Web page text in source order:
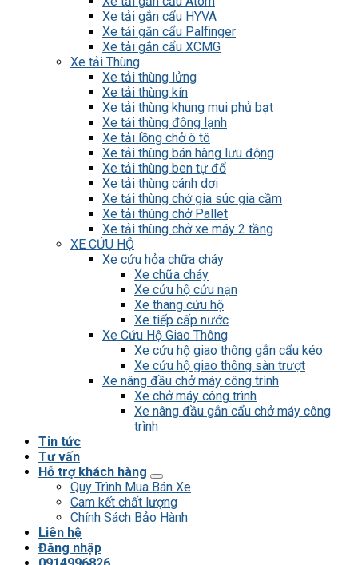
Xe tải gắn cẩu HYVA
Xe tải gắn cẩu Palfinger
Xe tải gắn cẩu XCMG
Xe tải Thùng
Xe tải thùng lửng
Xe tải thùng kín
Xe tải thùng khung mui phủ bạt
Xe tải thùng đông lạnh
Xe tải lồng chở ô tô
Xe tải thùng bán hàng lưu động
Xe tải thùng ben tự đổ
Xe tải thùng cánh dơi
Xe tải thùng chở gia súc gia cầm
Xe tải thùng chở Pallet
Xe tải thùng chở xe máy 2 tầng
XE CỨU HỘ
Xe cứu hỏa chữa cháy
Xe chữa cháy
Xe cứu hộ cứu nạn
Xe thang cứu hộ
Xe tiếp cấp nước
Xe Cứu Hộ Giao Thông
Xe cứu hộ giao thông gắn cẩu kéo
Xe cứu hộ giao thông sàn trượt
Xe nâng đầu chở máy công trình
Xe chở máy công trình
Xe nâng đầu gắn cẩu chở máy công
trình
Tin tức
Tư vấn
Hỗ trợ khách hàng
Quy Trình Mua Bán Xe
Cam kết chất lượng
Chính Sách Bảo Hành
Liên hệ
Đăng nhập